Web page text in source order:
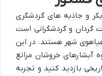
و جاذبه های گردشگری
گردان و گردشگرانی است
شهر هستند. در این
آبشارهای خروشان مراتع
بازدید کنید و تجربه